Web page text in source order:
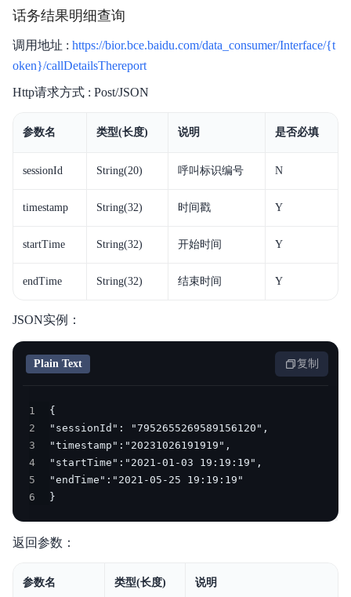
话务结果明细查询
调用地址 : https://bior.bce.baidu.com/data_consumer/Interface/{t
oken}/callDetailsThereport
Http请求方式 : Post/JSON
参数名 类型(长度) 说明 是否必填
sessionId String(20) 呼叫标识编号 N
timestamp String(32) 时间戳 Y
startTime String(32) 开始时间 Y
endTime String(32) 结束时间 Y
JSON实例：
Plain Text 复制
1
2
3
4
5
6
}
返回参数：
参数名 类型(长度) 说明